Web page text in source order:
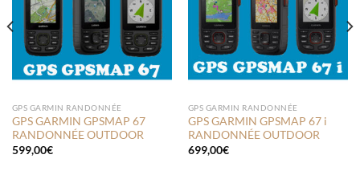
souhaits
GPS GARMIN RANDONNÉE
GPS GARMIN GPSMAP 67
RANDONNÉE OUTDOOR
599,00€
souhaits
GPS GARMIN RANDONNÉE
GPS GARMIN GPSMAP 67 i
RANDONNÉE OUTDOOR
699,00€